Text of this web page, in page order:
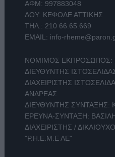
ΑΦΜ: 997883048
ΔΟΥ: ΚΕΦΟΔΕ ΑΤΤΙΚΗΣ
ΤΗΛ.: 210 66.65.669
EMAIL: info-
ΝΟΜΙΜΟΣ ΕΚΠΡΟΣΩΠΟΣ:
ΔΙΕΥΘΥΝΤΗΣ
ΔΙΑΧΕΙΡΙΣΤΗΣ
ΑΝΔΡΕΑΣ
ΔΙΕΥΘΥΝΤΗΣ ΣΥΝΤΑΞΗΣ:
ΕΡΕΥΝΑ-ΣΥΝΤΑΞΗ:
ΔΙΑΧΕΙΡΙΣΤΗΣ /
"Ρ.Η.Ε.Μ.Ε ΑΕ"